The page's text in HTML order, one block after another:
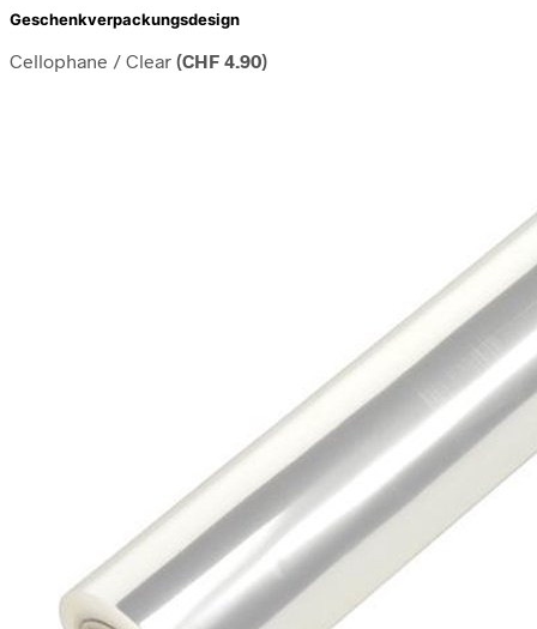
Geschenkverpackungsdesign
Cellophane / Clear (CHF 4.90)